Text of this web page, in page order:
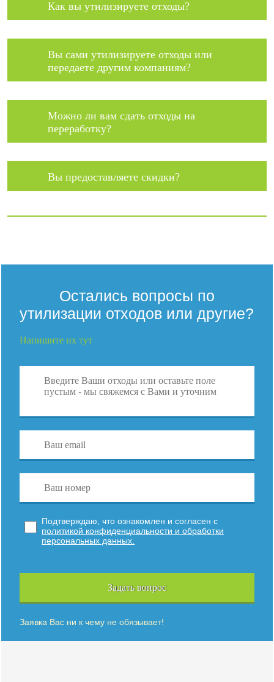
Как вы утилизируете отходы?
Вы сами утилизируете отходы или
передаете другим компаниям?
Можно ли вам сдать отходы на
переработку?
Вы предоставляете скидки?
Остались вопросы по
утилизации отходов или другие?
Напишите их тут
Подтверждаю, что ознакомлен и согласен с
политикой конфиденциальности и обработки
персональных данных.
Задать вопрос
Заявка Вас ни к чему не обязывает!